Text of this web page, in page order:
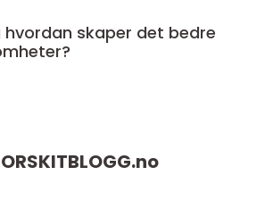
hvordan skaper det bedre
no